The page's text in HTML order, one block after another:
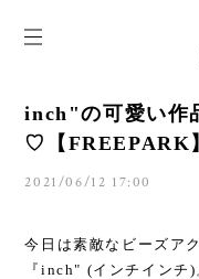
inch"の可愛い作
♡【FREEPARK
2021/06/12 17:00
今日は素敵なビーズア
『inch" (インチインチ